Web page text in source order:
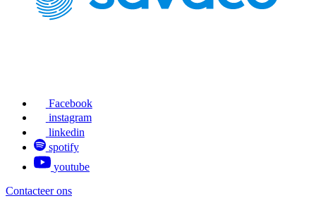
Facebook
instagram
linkedin
spotify
youtube
Contacteer ons